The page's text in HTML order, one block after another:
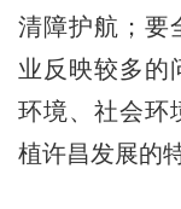
清障护航；要
业反映较多的
环境、社会环
植许昌发展的